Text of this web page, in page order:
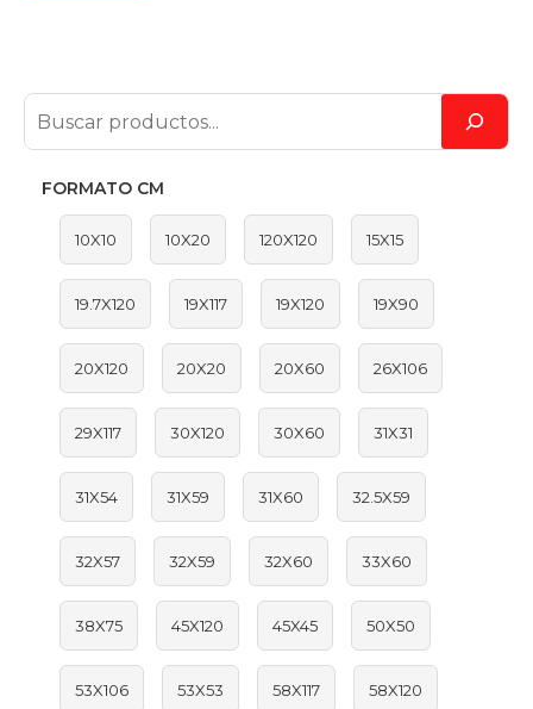
FORMATO CM
10X10 10X20 120X120 15X15
19.7X120 19X117 19X120 19X90
20X120 20X20 20X60 26X106
29X117 30X120 30X60 31X31
31X54 31X59 31X60 32.5X59
32X57 32X59 32X60 33X60
38X75 45X120 45X45 50X50
53X106 53X53 58X117 58X120